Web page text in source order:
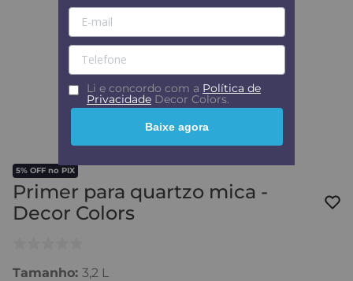
5% OFF no PIX
Primer para quartzo mica -
Decor Colors
Tamanho: 3,2 L
Li e concordo com a Política de
Privacidade Decor Colors.
Baixe agora